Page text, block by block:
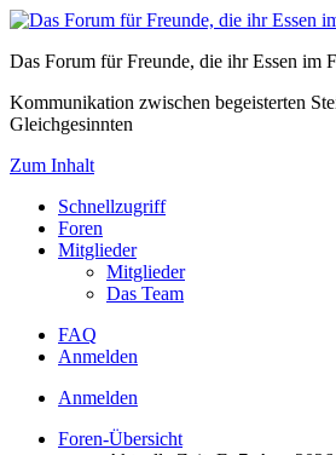
Das Forum für Freunde, die ihr Essen im
Kommunikation zwischen begeisterten
Gleichgesinnten
Zum Inhalt
Schnellzugriff
Foren
Mitglieder
Mitglieder
Das Team
FAQ
Anmelden
Anmelden
Foren-Übersicht